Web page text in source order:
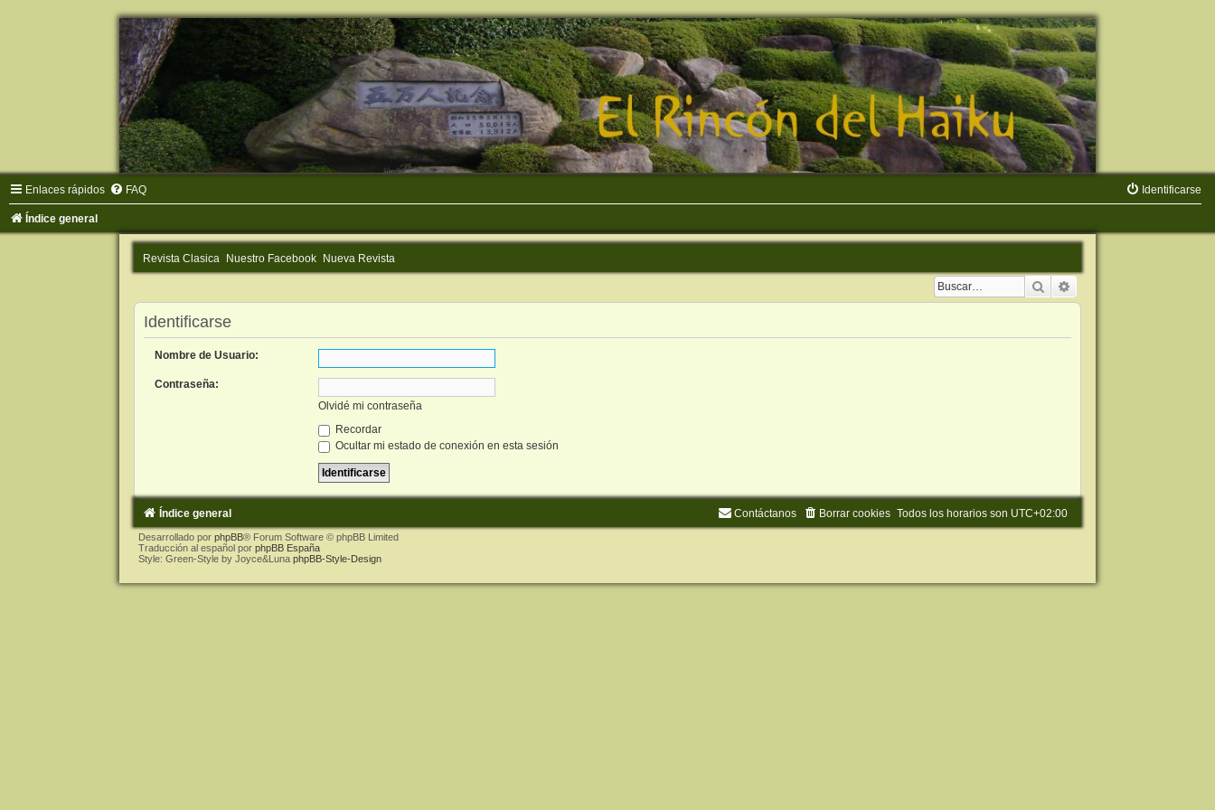
Enlaces rápidos FAQ Identificarse
Índice general
Revista Clasica Nuestro Facebook Nueva Revista
Buscar
Identificarse
Nombre de Usuario:
Contraseña:
Olvidé mi contraseña
Recordar
Ocultar mi estado de conexión en esta sesión
Índice general Todos los horarios son UTC+02:00
Borrar cookies
Contáctanos
Desarrollado por phpBB® Forum Software © phpBB Limited
Traducción al español por phpBB España
Style: Green-Style by Joyce&Luna phpBB-Style-Design